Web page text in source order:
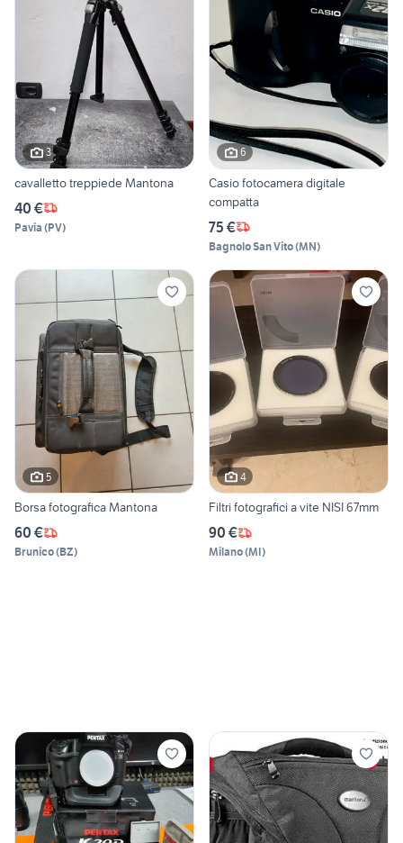
3
cavalletto treppiede Mantona
40 €
Pavia (PV)
6
Casio fotocamera digitale
compatta
75 €
Bagnolo San Vito(MN)
5
Borsa fotografica Mantona
60 €
Brunico(BZ)
4
Filtri fotografici a vite NISI 67mm
90 €
Milano(MI)